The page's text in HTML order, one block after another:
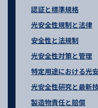
認証と標準規格
光安全性規制と法律
安全性と法規制
光安全性対策と管理
特定用途における光
光安全性研究と最新
製造物責任と賠償